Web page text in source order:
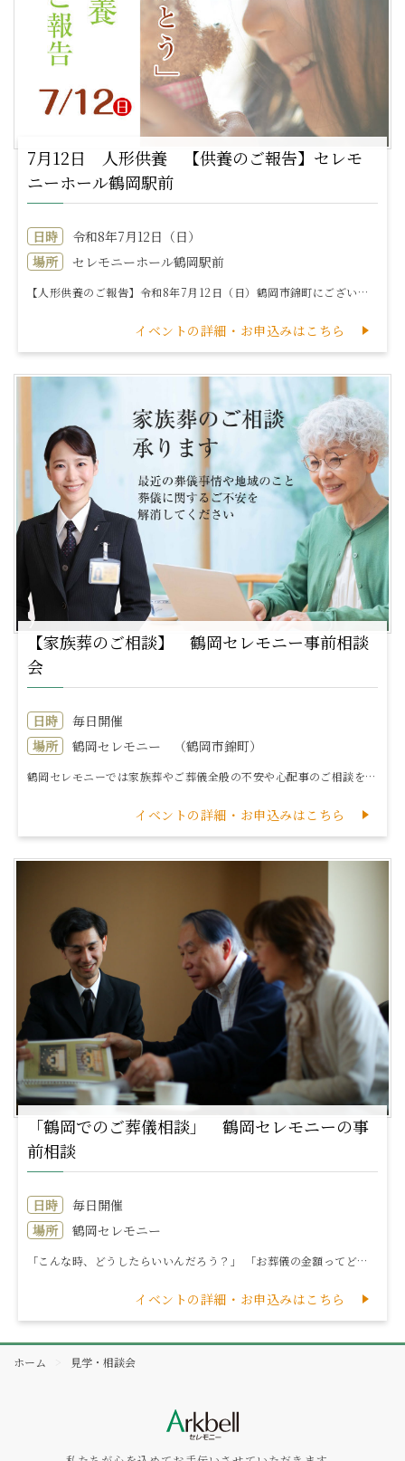
7月12日 人形供養 【供養のご報告】セレモ
ニーホール鶴岡駅前
日時
令和8年7月12日（日）
場所
セレモニーホール鶴岡駅前
【人形供養のご報告】令和8年7月12日（日）鶴岡市錦町にございます「セレモニーホール鶴岡駅前」にて人形供養を執り行いました。今回の人形供養では298組...
イベントの詳細・お申込みはこちら
【家族葬のご相談】 鶴岡セレモニー事前相談
会
日時
毎日開催
場所
鶴岡セレモニー （鶴岡市錦町）
鶴岡セレモニーでは家族葬やご葬儀全般の不安や心配事のご相談を承ります。□家族葬ってどんな葬儀？□ご葬儀の費用や見積もり□最近の葬儀事情や流れ□いまから...
イベントの詳細・お申込みはこちら
「鶴岡でのご葬儀相談」 鶴岡セレモニーの事
前相談
日時
毎日開催
場所
鶴岡セレモニー
「こんな時、どうしたらいいんだろう？」 「お葬儀の金額ってどれくらいかかるんだろう？」 など、様々なお悩みを解決いたします。 ご葬儀につ...
イベントの詳細・お申込みはこちら
ホーム 見学・相談会